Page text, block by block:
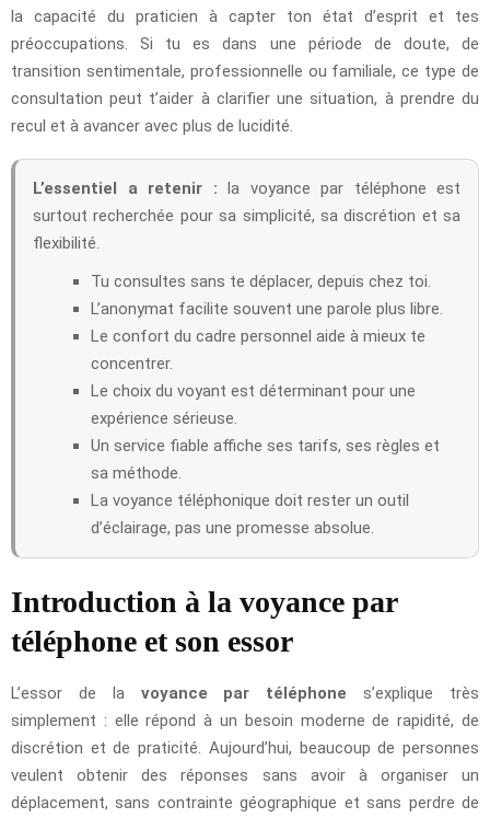
la capacité du praticien à capter ton état d’esprit et tes
préoccupations. Si tu es dans une période de doute, de
transition sentimentale, professionnelle ou familiale, ce type de
consultation peut t’aider à clarifier une situation, à prendre du
recul et à avancer avec plus de lucidité.
L’essentiel a retenir : la voyance par téléphone est
surtout recherchée pour sa simplicité, sa discrétion et sa
flexibilité.
Tu consultes sans te déplacer, depuis chez toi.
L’anonymat facilite souvent une parole plus libre.
Le confort du cadre personnel aide à mieux te
concentrer.
Le choix du voyant est déterminant pour une
expérience sérieuse.
Un service fiable affiche ses tarifs, ses règles et
sa méthode.
La voyance téléphonique doit rester un outil
d’éclairage, pas une promesse absolue.
Introduction à la voyance par
téléphone et son essor
L’essor de la voyance par téléphone s’explique très
simplement : elle répond à un besoin moderne de rapidité, de
discrétion et de praticité. Aujourd’hui, beaucoup de personnes
veulent obtenir des réponses sans avoir à organiser un
déplacement, sans contrainte géographique et sans perdre de